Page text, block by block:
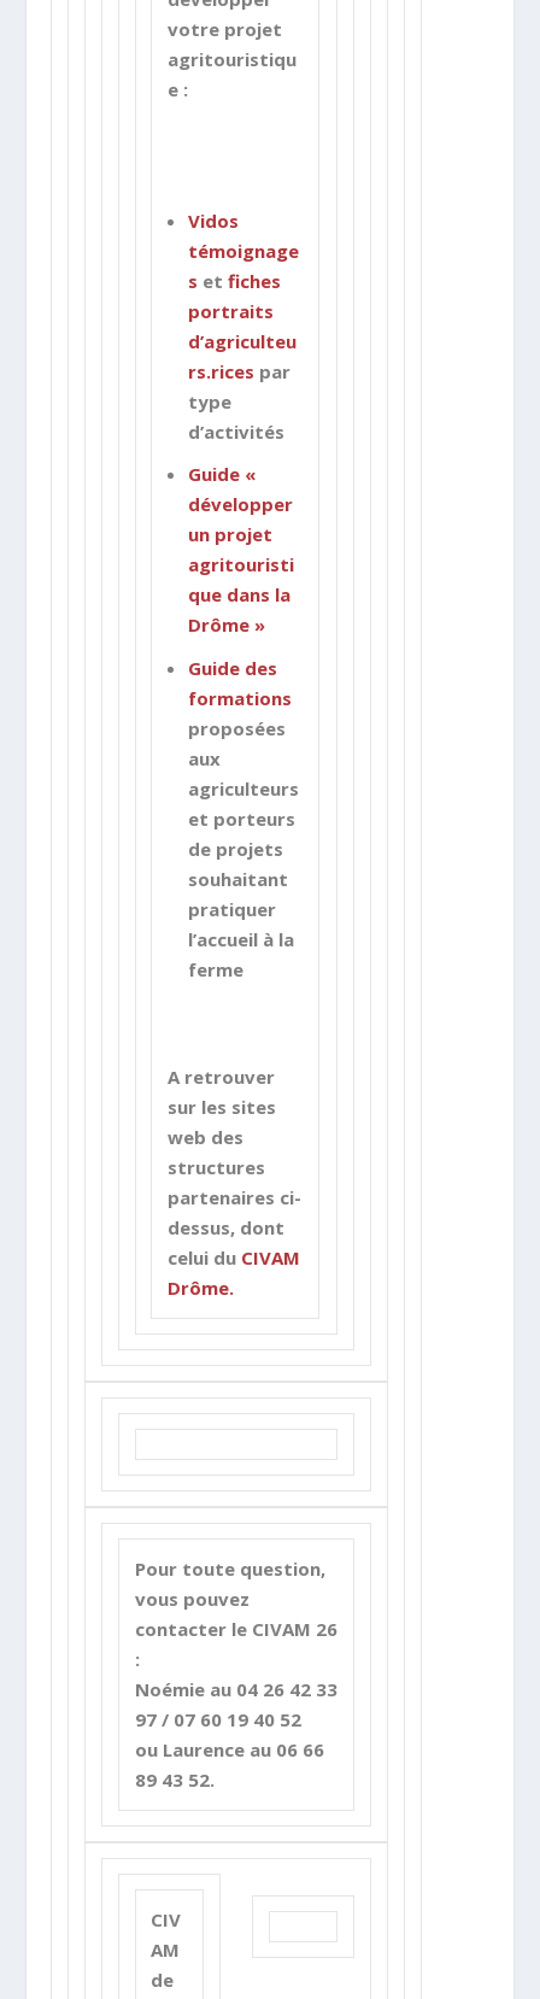
votre projet
agritouristiqu
e :
Vidos
témoignage
s etfiches
portraits
d’agriculteu
rs.rices par
type
d’activités
Guide «
développer
un projet
agritouristi
que dans la
Drôme »
Guide des
formations
proposées
aux
agriculteurs
et porteurs
de projets
souhaitant
pratiquer
l’accueil à la
ferme
A retrouver
sur les sites
web des
structures
partenaires ci-
dessus, dont
celui du CIVAM
Drôme.
Pour toute question,
vous pouvez
contacter le CIVAM 26
:
Noémie au 04 26 42 33
97 / 07 60 19 40 52
ou Laurence au 06 66
89 43 52.
CIV
AM
de